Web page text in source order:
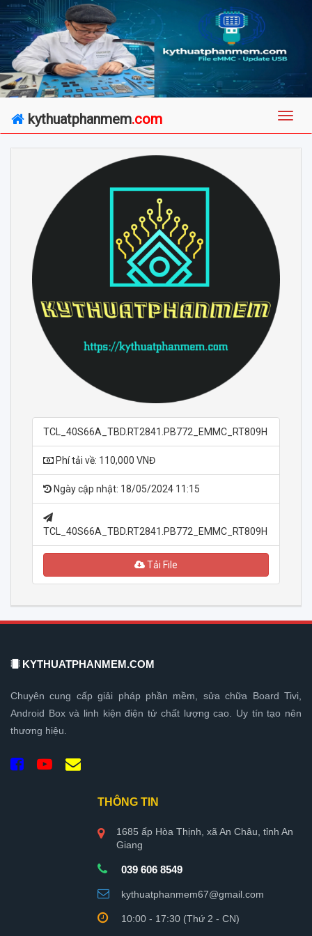
kythuatphanmem.com
TCL_40S66A_TBD.RT2841.PB772_EMMC_RT809H
Phí tải về: 110,000 VNĐ
Ngày cập nhật: 18/05/2024 11:15
TCL_40S66A_TBD.RT2841.PB772_EMMC_RT809H
Tải File
KYTHUATPHANMEM.COM
Chuyên cung cấp giải pháp phần mềm, sửa chữa Board Tivi,
Android Box và linh kiện điện tử chất lượng cao. Uy tín tạo nên
thương hiệu.
THÔNG TIN
1685 ấp Hòa Thịnh, xã An Châu, tỉnh An
Giang
039 606 8549
kythuatphanmem67@gmail.com
10:00 - 17:30 (Thứ 2 - CN)